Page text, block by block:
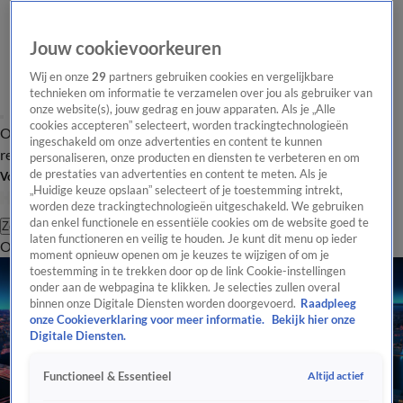
Overzicht Laatste nieuws Regionieuws Het beste van Hart
Tip de
redactie
Volg Hart van Nederland
Zoeken
OverzichtRegioUitzendingenWeerTip de redactiePanelVideo's
Jouw cookievoorkeuren
Wij en onze29 partners gebruiken cookies en vergelijkbare
technieken om informatie te verzamelen over jou als gebruiker van
onze website(s), jouw gedrag en jouw apparaten. Als je „Alle
cookies accepteren” selecteert, worden trackingtechnologieën
ingeschakeld om onze advertenties en content te kunnen
personaliseren, onze producten en diensten te verbeteren en om
de prestaties van advertenties en content te meten. Als je
„Huidige keuze opslaan” selecteert of je toestemming intrekt,
worden deze trackingtechnologieën uitgeschakeld. We gebruiken
dan enkel functionele en essentiële cookies om de website goed te
laten functioneren en veilig te houden. Je kunt dit menu op ieder
moment opnieuw openen om je keuzes te wijzigen of om je
toestemming in te trekken door op de link Cookie-instellingen
onder aan de webpagina te klikken. Je selecties zullen overal
binnen onze Digitale Diensten worden doorgevoerd. Raadpleeg
onze Cookieverklaring voor meer informatie.
Bekijk hier onze
Digitale Diensten.
Functioneel & Essentieel Altijd actief